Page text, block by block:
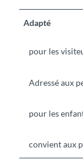
Adapté
pour les
Adressé aux
pour les
convient aux